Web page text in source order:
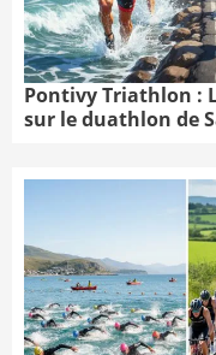
Pontivy Triathlon :
sur le duathlon de